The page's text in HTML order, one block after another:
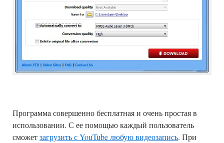
Программа совершенно бесплатная и очень простая в
использовании. С ее помощью каждый пользователь
сможетзагрузить с YouTube любую видеозапись. При